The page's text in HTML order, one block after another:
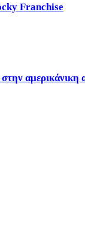
Franchise
αμερικάνικη